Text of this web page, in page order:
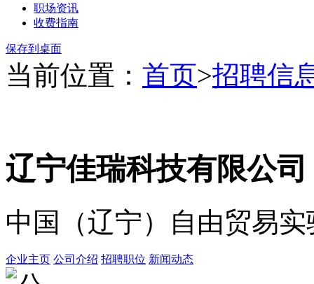
职场资讯
收费指南
保存到桌面
当前位置： 首页>招聘信
辽宁佳瑞科技有限公司
中国（辽宁）自由贸易
企业主页 公司介绍 招聘职位 新闻动态